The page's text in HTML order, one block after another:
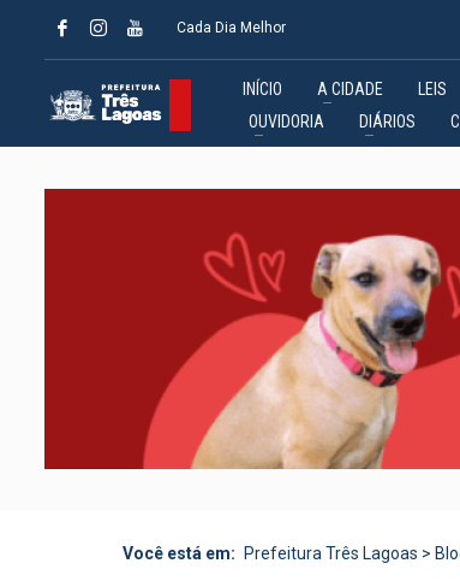
Cada Dia Melhor
INÍCIO A CIDADE LEIS
OUVIDORIA
DIÁRIOS
Você está em: Prefeitura Três Lagoas >